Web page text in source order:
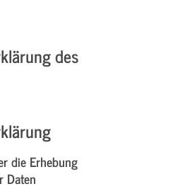
des
die Erhebung
Daten